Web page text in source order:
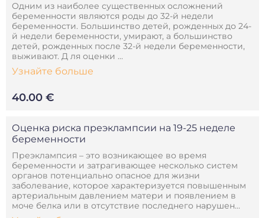
Одним из наиболее существенных осложнений
беременности являются роды до 32-й недели
беременности. Большинство детей, рожденных до 24-
й недели беременности, умирают, а большинство
детей, рожденных после 32-й недели беременности,
выживают. Д ля оценки ...
Узнайте больше
40.00 €
Оценка риска преэклампсии на 19-25 неделе
беременности
Преэклампсия – это возникающее во время
беременности и затрагивающее несколько систем
органов потенциально опасное для жизни
заболевание, которое характеризуется повышенным
артериальным давлением матери и появлением в
моче белка или в отсутствие последнего нарушен...